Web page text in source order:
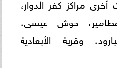
8 سيارات أخرى مراكز كفر الدوار،
حوش عيسى،
وقرية الأبعادية